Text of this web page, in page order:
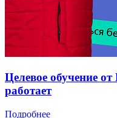
Целевое обучение
работает
Подробнее